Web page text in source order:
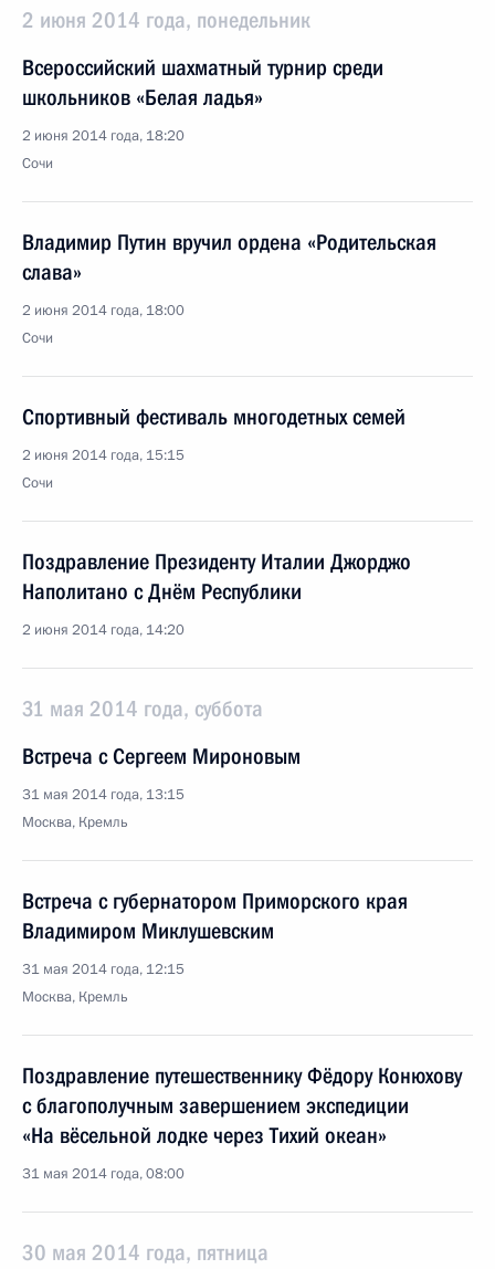
2 июня 2014 года, понедельник
Всероссийский шахматный турнир среди
школьников «Белая ладья»
2 июня 2014 года, 18:20
Сочи
Владимир Путин вручил ордена «Родительская
слава»
2 июня 2014 года, 18:00
Сочи
Спортивный фестиваль многодетных семей
2 июня 2014 года, 15:15
Сочи
Поздравление Президенту Италии Джорджо
Наполитано с Днём Республики
2 июня 2014 года, 14:20
31 мая 2014 года, суббота
Встреча с Сергеем Мироновым
31 мая 2014 года, 13:15
Москва, Кремль
Встреча с губернатором Приморского края
Владимиром Миклушевским
31 мая 2014 года, 12:15
Москва, Кремль
Поздравление путешественнику Фёдору Конюхову
с благополучным завершением экспедиции
«На вёсельной лодке через Тихий океан»
31 мая 2014 года, 08:00
30 мая 2014 года, пятница